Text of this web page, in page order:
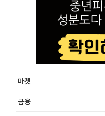
마켓
금융